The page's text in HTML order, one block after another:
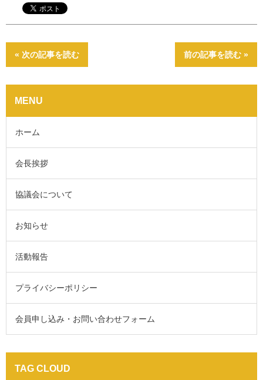
« 次の記事を読む 前の記事を読む »
MENU
ホーム
会長挨拶
協議会について
お知らせ
活動報告
プライバシーポリシー
会員申し込み・お問い合わせフォーム
TAG CLOUD